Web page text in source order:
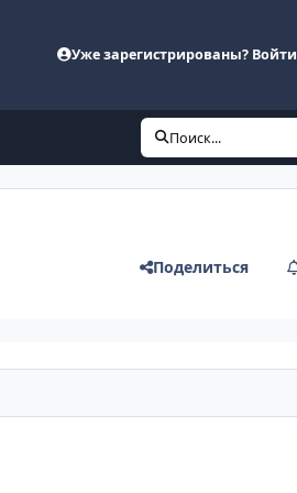
Уже зарегистрированы? Войти
Поиск...
Поделиться